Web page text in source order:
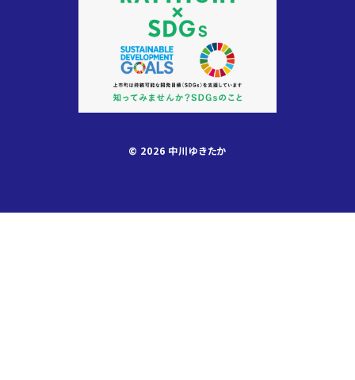
© 2026 中川ゆきたか